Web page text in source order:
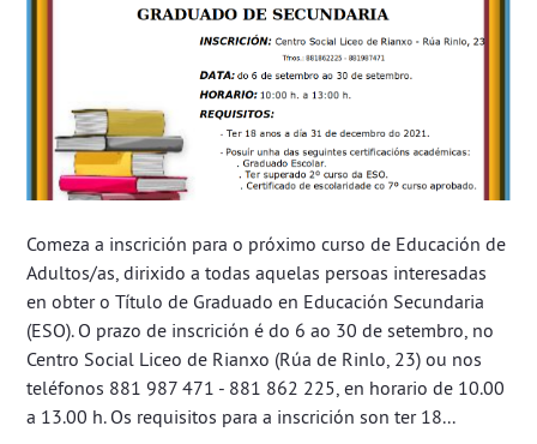
Comeza a inscrición para o próximo curso de Educación de
Adultos/as, dirixido a todas aquelas persoas interesadas
en obter o Título de Graduado en Educación Secundaria
(ESO). O prazo de inscrición é do 6 ao 30 de setembro, no
Centro Social Liceo de Rianxo (Rúa de Rinlo, 23) ou nos
teléfonos 881 987 471 - 881 862 225, en horario de 10.00
a 13.00 h. Os requisitos para a inscrición son ter 18...